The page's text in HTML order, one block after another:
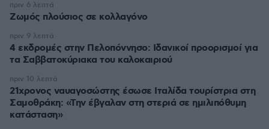
Ζωμός πλούσιος σε κολλαγόνο
πριν 6 λεπτά
4 εκδρομές στην Πελοπόννησο: Ιδανικοί προορισμοί για
τα Σαββατοκύριακα του καλοκαιριού
πριν 9 λεπτά
21χρονος ναυαγοσώστης έσωσε Ιταλίδα τουρίστρια στη
Σαμοθράκη: «Την έβγαλαν στη στεριά σε ημιλιπόθυμη
κατάσταση»
πριν 10 λεπτά